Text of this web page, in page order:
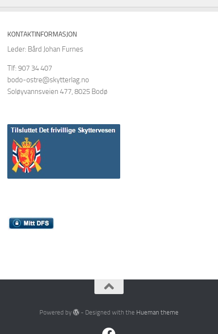
KONTAKTINFORMASJON
Leder: Bård Johan Furnes
Tlf: 907 34 407
bodo-ostre@skytterlag.no
Soløyvannsveien 477, 8025 Bodø
Powered by - Designed with the Hueman theme